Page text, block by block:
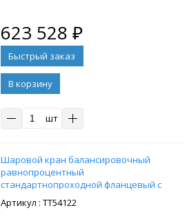
623 528 ₽
В корзину
шт
Шaровой кpан балансировочный
равнопроцентный
стандартнопроходной флaнцевый с
рукояткой 11c67п 11ЦрФ.00.1 PN25
DN250/200, cт. 20
: ТТ54122